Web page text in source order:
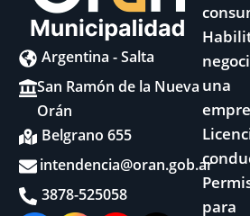
Argentina - Salta
San Ramón de la Nueva
Orán
Belgrano 655
intendencia@oran.gob.ar
3878-525058
una
para